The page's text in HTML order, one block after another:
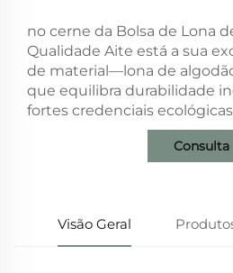
no cerne da Bolsa de Lona
Qualidade Aite está a sua
de material—lona de
que equilibra durabilidade
fortes credenciais
Consulta
Visão Geral